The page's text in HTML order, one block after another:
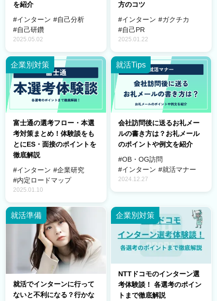
を紹介
#インターン #自己分析
#自己研鑽
2025.05.02
方のコツ
#インターン #ガクチカ
#自己PR
2025.01.22
富士通の選考フロー・本選
考対策まとめ！体験談をも
とにES・面接のポイントを
徹底解説
企業別対策
#インターン #企業研究
#内定ロードマップ
2025.01.10
会社訪問後に送るお礼メー
ルの書き方は？お礼メール
のポイントや例文を紹介
就活Tips
#OB・OG訪問
#インターン #就活マナー
2024.12.27
就活でインターンに行って
ないと不利になる？行かな
就活準備
NTTドコモのインターン選
考体験談！ 各選考のポイン
トまで徹底解説
企業別対策